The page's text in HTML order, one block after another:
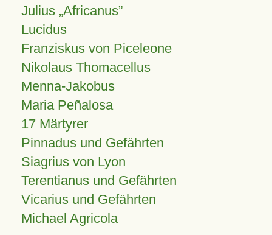
Julius Africanus
Lucidus
Franziskus von Piceleone
Nikolaus Thomacellus
Menna-Jakobus
Maria Peñalosa
17 Märtyrer
Pinnadus und Gefährten
Siagrius von Lyon
Terentianus und Gefährten
Vicarius und Gefährten
Michael Agricola